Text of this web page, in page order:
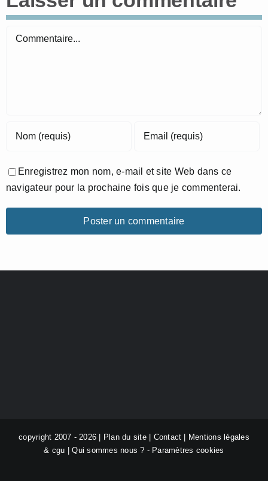
Commentaire
Enregistrez mon nom, e-mail et site Web dans ce
navigateur pour la prochaine fois que je commenterai.
copyright 2007 - 2026 | Plan du site| Contact
Mentions légales
& cgu |Qui sommes nous ? - Paramètres cookies